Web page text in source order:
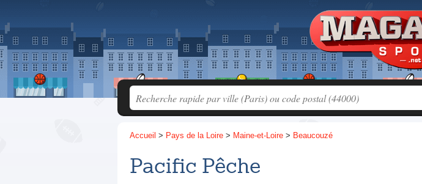
Accueil > Pays de la Loire > Maine-et-Loire > Beaucouzé
Pacific Pêche